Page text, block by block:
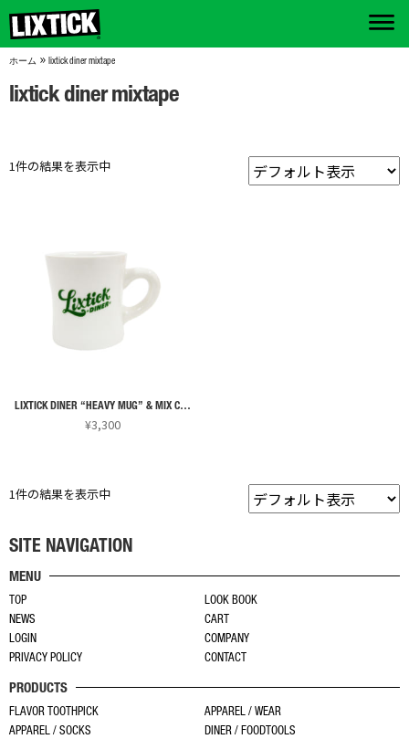
ホーム » lixtick diner mixtape
lixtick diner mixtape
1件の結果を表示中
LIXTICK DINER “HEAVY MUG” & MIX CD SET
¥3,300
商
に
エ
1件の結果を表示中
SITE NAVIGATION
MENU
TOP
LOOK BOOK
NEWS
CART
LOGIN
COMPANY
PRIVACY POLICY
CONTACT
PRODUCTS
FLAVOR TOOTHPICK
APPAREL / WEAR
APPAREL / SOCKS
DINER / FOODTOOLS